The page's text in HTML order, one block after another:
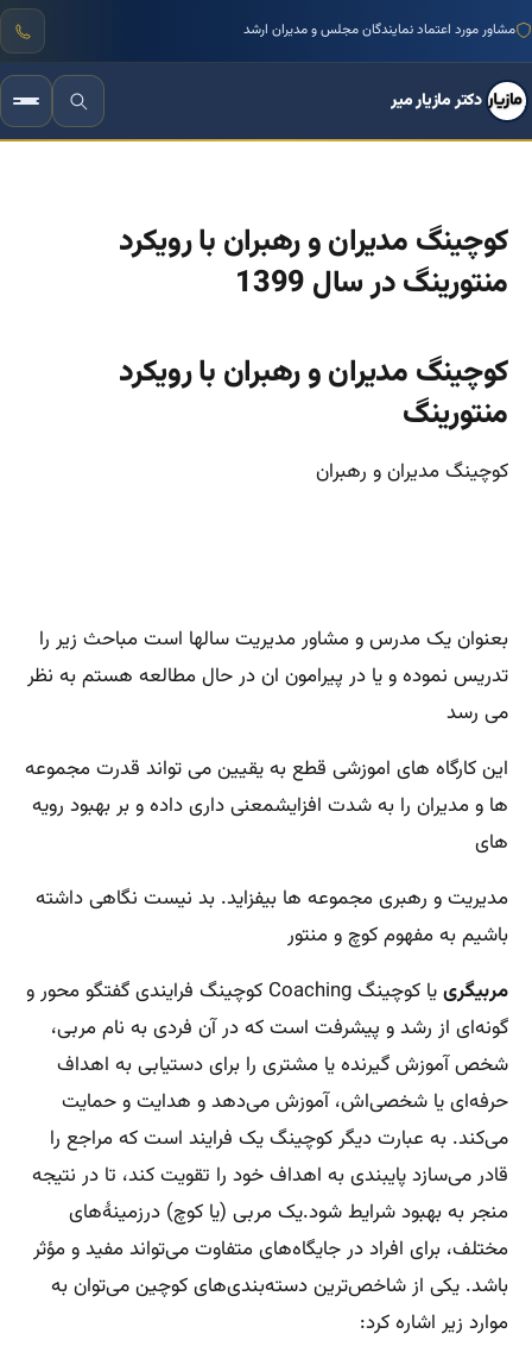
مشاور مورد اعتماد نمایندگان مجلس و مدیران ارشد
دکتر مازیار میر
کوچینگ مدیران و رهبران با رویکرد
منتورینگ در سال 1399
کوچینگ مدیران و رهبران با رویکرد
منتورینگ
کوچینگ مدیران و رهبران
بعنوان یک مدرس و مشاور مدیریت سالها است مباحث زیر را
تدریس نموده و یا در پیرامون ان در حال مطالعه هستم به نظر
می رسد
این کارگاه های اموزشی قطع به یقیین می تواند قدرت مجموعه
ها و مدیران را به شدت افزایشمعنی داری داده و بر بهبود رویه
های
مدیریت و رهبری مجموعه ها بیفزاید. بد نیست نگاهی داشته
باشیم به مفهوم کوچ و منتور
مربیگرییا کوچینگCoaching کوچینگ فرایندی گفتگو محور و
گونه‌ای از رشد و پیشرفت است که در آن فردی به نام مربی،
شخص آموزش گیرنده یا مشتری را برای دستیابی به اهداف
حرفه‌ای یا شخصی‌اش، آموزش می‌دهد و هدایت و حمایت
می‌کند. به عبارت دیگر کوچینگ یک فرایند است که مراجع را
قادر می‌سازد پایبندی به اهداف خود را تقویت کند، تا در نتیجه
منجر به بهبود شرایط شود.یک مربی (یا کوچ) درزمینهٔ‌های
مختلف، برای افراد در جایگاه‌های متفاوت می‌تواند مفید و مؤثر
باشد. یکی از شاخص‌ترین دسته‌بندی‌های کوچین می‌توان به
موارد زیر اشاره کرد: